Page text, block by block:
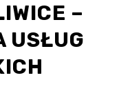
–
USŁUG